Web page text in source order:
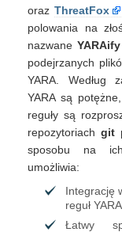
orazThreatFox
polowania na
nazwane YARAify
podejrzanych
YARA. Według
YARA są
reguły są
repozytoriach git
sposobu na ich
umożliwia:
Integrację
reguł
Łatwy